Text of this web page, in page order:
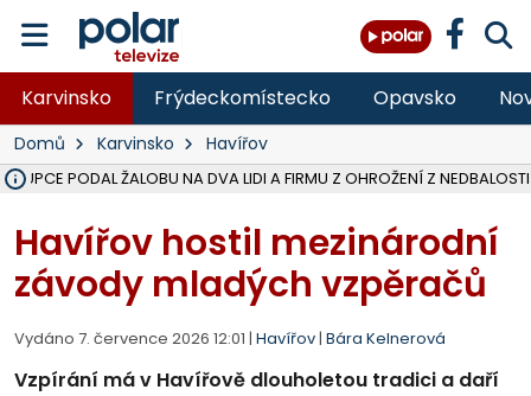
Karvinsko Frýdeckomístecko Opavsko
Domů Karvinsko Havířov
PODAL ŽALOBU NA DVA LIDI A FIRMU Z OHROŽENÍ Z NEDBALOSTI
Havířov hostil mezinárodní
závody mladých vzpěračů
Vydáno 7. července 2026 12:01 | Havířov | Bára Kelnerová
Vzpírání má v Havířově dlouholetou tradici a daří